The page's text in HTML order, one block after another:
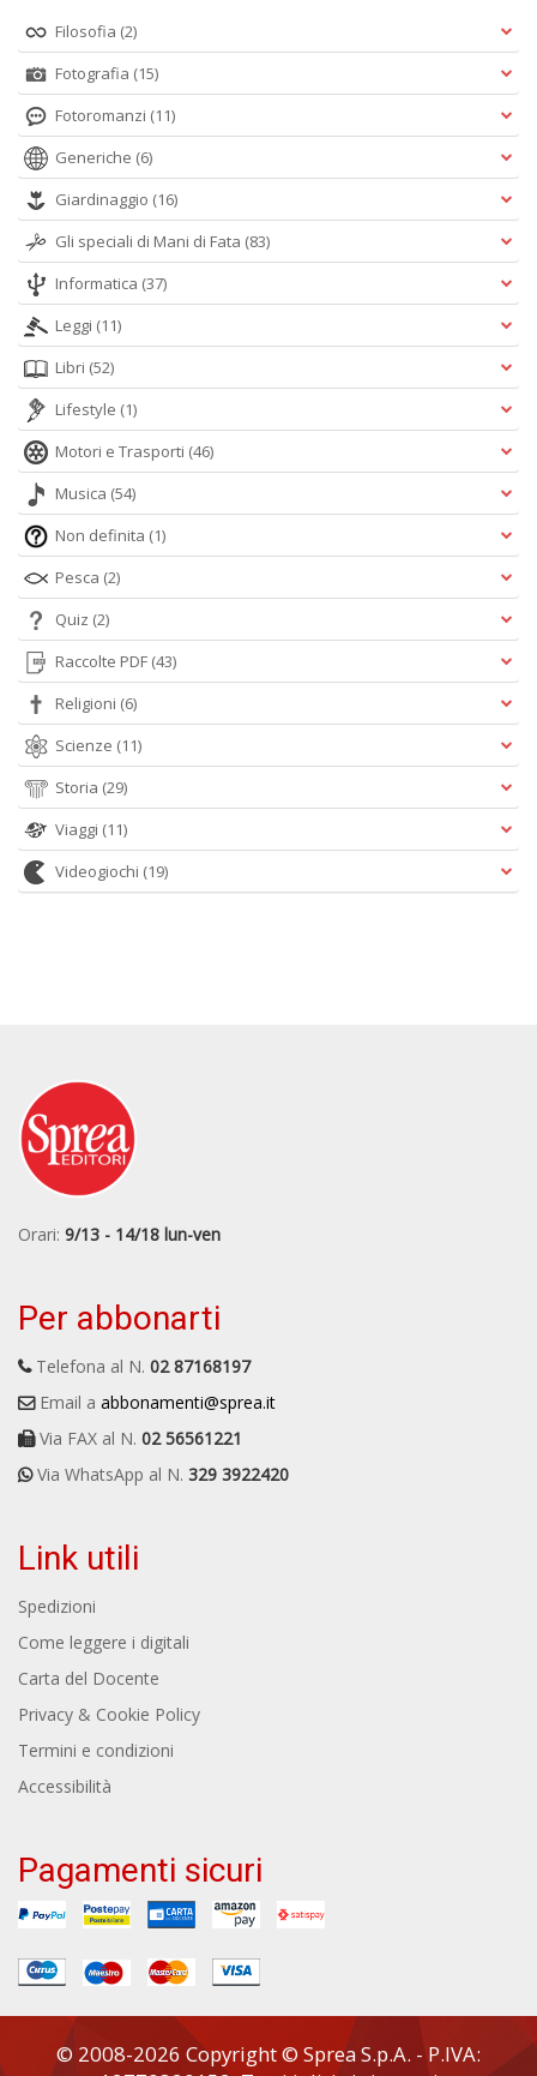
Filosofia (2)
Fotografia (15)
Fotoromanzi (11)
Generiche (6)
Giardinaggio (16)
Gli speciali di Mani di Fata (83)
Informatica (37)
Leggi (11)
Libri (52)
Lifestyle (1)
Motori e Trasporti (46)
Musica (54)
Non definita (1)
Pesca (2)
Quiz (2)
Raccolte PDF (43)
Religioni (6)
Scienze (11)
Storia (29)
Viaggi (11)
Videogiochi (19)
Orari: 9/13 - 14/18 lun-ven
Per abbonarti
Telefona al N. 02 87168197
Email a abbonamenti@sprea.it
Via FAX al N. 02 56561221
Via WhatsApp al N. 329 3922420
Link utili
Spedizioni
Come leggere i digitali
Carta del Docente
Privacy & Cookie Policy
Termini e condizioni
Accessibilità
Pagamenti sicuri
© 2008-2026 Copyright © Sprea S.p.A. - P.IVA: